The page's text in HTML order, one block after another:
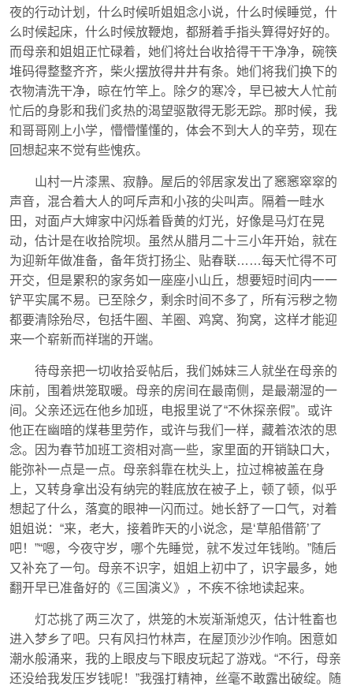
夜的行动计划，什么时候听姐姐念小说，什么时候睡觉，什
么时候起床，什么时候放鞭炮，都掰着手指头算得好好的。
而母亲和姐姐正忙碌着，她们将灶台收拾得干干净净，碗筷
堆码得整整齐齐，柴火摆放得井井有条。她们将我们换下的
衣物清洗干净，晾在竹竿上。除夕的寒冷，早已被大人忙前
忙后的身影和我们炙热的渴望驱散得无影无踪。那时候，我
和哥哥刚上小学，懵懵懂懂的，体会不到大人的辛劳，现在
回想起来不觉有些愧疚。
山村一片漆黑、寂静。屋后的邻居家发出了窸窸窣窣的
声音，混合着大人的呵斥声和小孩的尖叫声。隔着一畦水
田，对面卢大婶家中闪烁着昏黄的灯光，好像是马灯在晃
动，估计是在收拾院坝。虽然从腊月二十三小年开始，就在
为迎新年做准备，备年货打扬尘、贴春联……每天忙得不可
开交，但是累积的家务如一座座小山丘，想要短时间内一一
铲平实属不易。已至除夕，剩余时间不多了，所有污秽之物
都要清除殆尽，包括牛圈、羊圈、鸡窝、狗窝，这样才能迎
来一个崭新而祥瑞的开端。
待母亲把一切收拾妥帖后，我们姊妹三人就坐在母亲的
床前，围着烘笼取暖。母亲的房间在最南侧，是最潮湿的一
间。父亲还远在他乡加班，电报里说了“不休探亲假”。或许
他正在幽暗的煤巷里劳作，或许与我们一样，藏着浓浓的思
念。因为春节加班工资相对高一些，家里面的开销缺口大，
能弥补一点是一点。母亲斜靠在枕头上，拉过棉被盖在身
上，又转身拿出没有纳完的鞋底放在被子上，顿了顿，似乎
想起了什么，落寞的眼神一闪而过。她长舒了一口气，对着
姐姐说：“来，老大，接着昨天的小说念，是‘草船借箭’了
吧！”“嗯，今夜守岁，哪个先睡觉，就不发过年钱哟。”随后
又补充了一句。母亲不识字，姐姐上初中了，识字最多，她
翻开早已准备好的《三国演义》，不疾不徐地读起来。
灯芯挑了两三次了，烘笼的木炭渐渐熄灭，估计牲畜也
进入梦乡了吧。只有风扫竹林声，在屋顶沙沙作响。困意如
潮水般涌来，我的上眼皮与下眼皮玩起了游戏。“不行，母亲
还没给我发压岁钱呢！”我强打精神，丝毫不敢露出破绽。随